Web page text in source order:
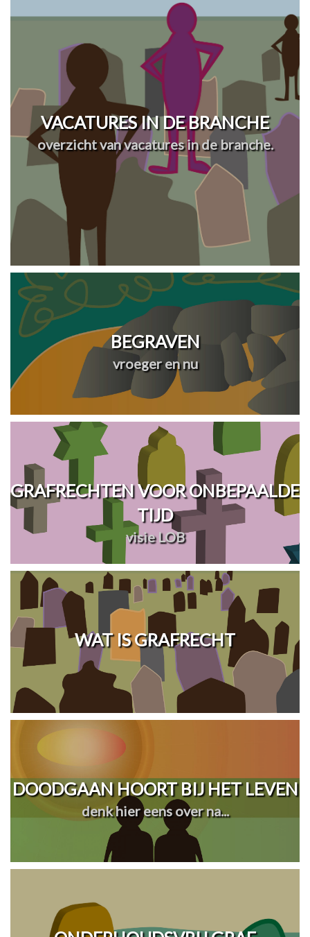
VACATURES IN DE BRANCHE
overzicht van vacatures in de branche.
BEGRAVEN
vroeger en nu
GRAFRECHTEN VOOR ONBEPAALDE
TIJD
visie LOB
WAT IS GRAFRECHT
DOODGAAN HOORT BIJ HET LEVEN
denk hier eens over na...